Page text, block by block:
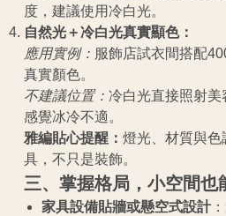
度，建議使用冷白光。
自然光＋冷白光真實顯色：
應用實例： 服飾店試衣間搭配
真實顏色。
不建議位置： 冷白光直接照射美
感覺冰冷不適。
雅編貼心提醒： 燈光、材質與色
具，不只是裝飾。
三、掌握格局，小空間也
家具設備貼牆或懸空式設計